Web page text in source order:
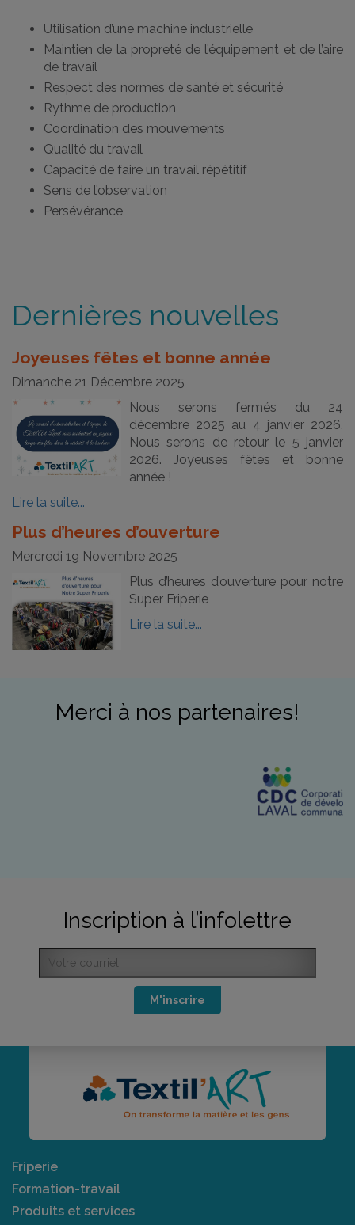
Utilisation d’une machine industrielle
Maintien de la propreté de l’équipement et de l’aire
de travail
Respect des normes de santé et sécurité
Rythme de production
Coordination des mouvements
Qualité du travail
Capacité de faire un travail répétitif
Sens de l’observation
Persévérance
Dernières nouvelles
Joyeuses fêtes et bonne année
Dimanche 21 Décembre 2025
Nous serons fermés du 24
décembre 2025 au 4 janvier 2026.
Nous serons de retour le 5 janvier
2026. Joyeuses fêtes et bonne
année !
Lire la suite...
Plus d’heures d’ouverture
Mercredi 19 Novembre 2025
Plus d’heures d’ouverture pour notre
Super Friperie
Lire la suite...
Merci à nos partenaires!
Inscription à l’infolettre
M'inscrire
Friperie
Formation-travail
Produits et services